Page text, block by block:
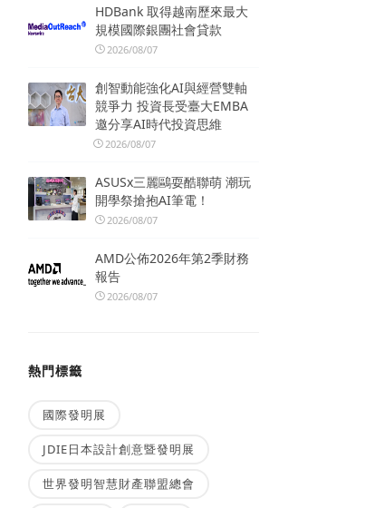
HDBank 取得越南歷來最大
規模國際銀團社會貸款
2026/08/07
創智動能強化AI與經營雙軸
競爭力 投資長受臺大EMBA
邀分享AI時代投資思維
2026/08/07
ASUSx三麗鷗耍酷聯萌 潮玩
開學祭搶抱AI筆電！
2026/08/07
AMD公佈2026年第2季財務
報告
2026/08/07
熱門標籤
國際發明展
JDIE日本設計創意暨發明展
世界發明智慧財產聯盟總會